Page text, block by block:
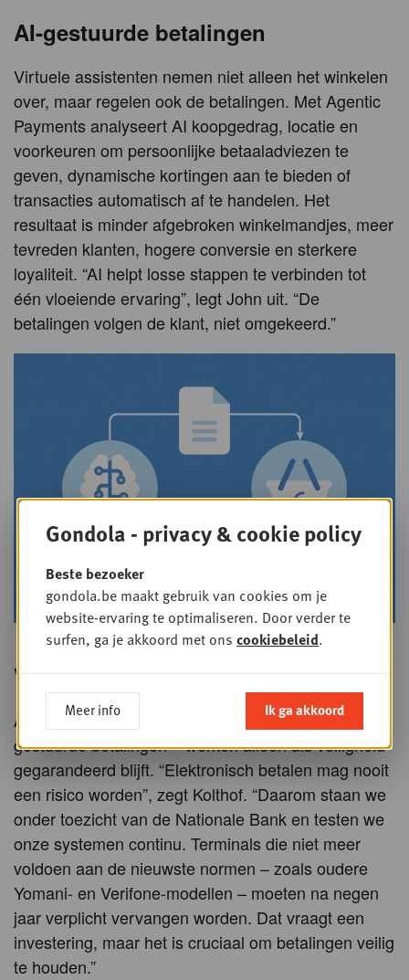
AI-gestuurde betalingen
Virtuele assistenten nemen niet alleen het winkelen
over, maar regelen ook de betalingen. Met Agentic
Payments analyseert AI koopgedrag, locatie en
voorkeuren om persoonlijke betaaladviezen te
geven, dynamische kortingen aan te bieden of
transacties automatisch af te handelen. Het
resultaat is minder afgebroken winkelmandjes, meer
tevreden klanten, hogere conversie en sterkere
loyaliteit. “AI helpt losse stappen te verbinden tot
één vloeiende ervaring”, legt John uit. “De
betalingen volgen de klant, niet omgekeerd.”
CCV
Veiligheid als prioriteit
Al deze innovaties – van selfservice tot AI-
gestuurde betalingen – werken alleen als veiligheid
gegarandeerd blijft. “Elektronisch betalen mag nooit
een risico worden”, zegt Kolthof. “Daarom staan we
onder toezicht van de Nationale Bank en testen we
onze systemen continu. Terminals die niet meer
voldoen aan de nieuwste normen – zoals oudere
Yomani- en Verifone-modellen – moeten na negen
jaar verplicht vervangen worden. Dat vraagt een
investering, maar het is cruciaal om betalingen veilig
te houden.”
Gondola - privacy & cookie policy
Beste bezoeker
gondola.be maakt gebruik van cookies om je
website-ervaring te optimaliseren. Door verder te
surfen, ga je akkoord met ons cookiebeleid.
Meer info Ik ga akkoord